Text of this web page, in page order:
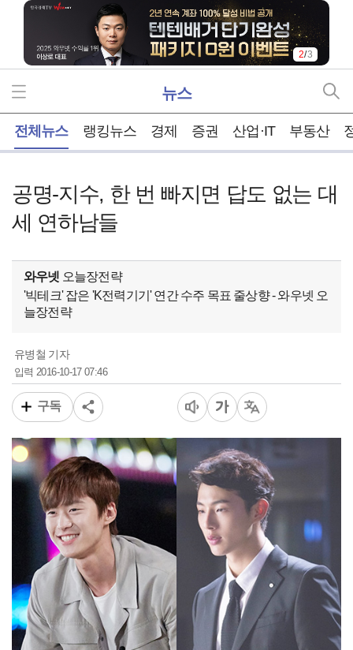
2/3
뉴스
전체뉴스 랭킹뉴스 경제 증권 산업·IT 부동산
공명-지수, 한 번 빠지면 답도 없는 대
세 연하남들
와우넷 오늘장전략
'빅테크' 잡은 'K전력기기' 연간 수주 목표 줄상향 - 와우넷 오
늘장전략
유병철 기자
입력 2016-10-17 07:46
구독